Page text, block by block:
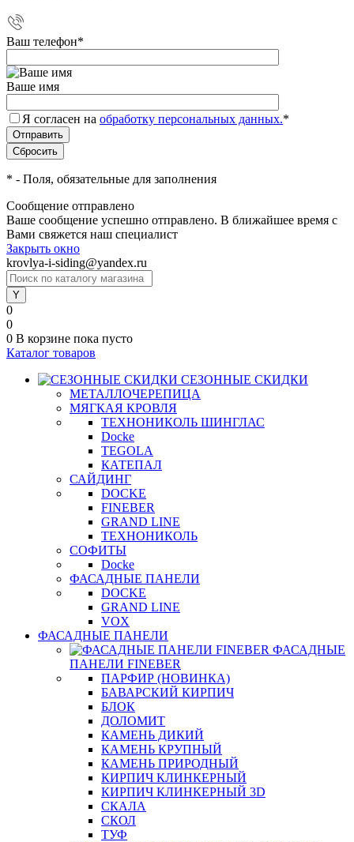
Ваш телефон*
Ваше имя
Я согласен на обработку персональных данных.*
* - Поля, обязательные для заполнения
Сообщение отправлено
Ваше сообщение успешно отправлено. В ближайшее время с
Вами свяжется наш специалист
Закрыть окно
krovlya-i-siding@yandex.ru
0
0
0 В корзине пока пусто
Каталог товаров
СЕЗОННЫЕ СКИДКИ
МЕТАЛЛОЧЕРЕПИЦА
МЯГКАЯ КРОВЛЯ
ТЕХНОНИКОЛЬ ШИНГЛАС
Docke
TEGOLA
КАТЕПАЛ
САЙДИНГ
DOCKE
FINEBER
GRAND LINE
ТЕХНОНИКОЛЬ
СОФИТЫ
Docke
ФАСАДНЫЕ ПАНЕЛИ
DOCKE
GRAND LINE
VOX
ФАСАДНЫЕ ПАНЕЛИ
ФАСАДНЫЕ
ПАНЕЛИ FINEBER
ПАРФИР (НОВИНКА)
БАВАРСКИЙ КИРПИЧ
БЛОК
ДОЛОМИТ
КАМЕНЬ ДИКИЙ
КАМЕНЬ КРУПНЫЙ
КАМЕНЬ ПРИРОДНЫЙ
КИРПИЧ КЛИНКЕРНЫЙ
КИРПИЧ КЛИНКЕРНЫЙ 3D
СКАЛА
СКОЛ
ТУФ